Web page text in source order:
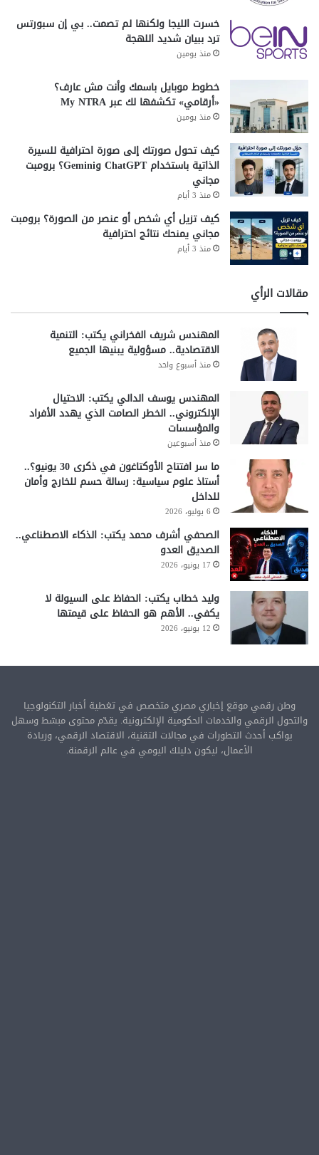
خسرت الليجا ولكنها لم تصمت.. بي إن سبورتس
ترد ببيان شديد اللهجة
منذ يومين
خطوط موبايل باسمك وأنت مش عارف؟
«أرقامي» تكشفها لك عبر My NTRA
منذ يومين
كيف تحول صورتك إلى صورة احترافية للسيرة
الذاتية باستخدام ChatGPT وGemini؟ برومبت
مجاني
منذ 3 أيام
كيف تزيل أي شخص أو عنصر من الصورة؟ برومبت
مجاني يمنحك نتائج احترافية
منذ 3 أيام
مقالات الرأي
المهندس شريف الفخراني يكتب: التنمية
الاقتصادية.. مسؤولية يبنيها الجميع
منذ أسبوع واحد
المهندس يوسف الدالي يكتب: الاحتيال
الإلكتروني.. الخطر الصامت الذي يهدد الأفراد
والمؤسسات
منذ أسبوعين
ما سر افتتاح الأوكتاغون في ذكرى 30 يونيو؟..
أستاذ علوم سياسية: رسالة حسم للخارج وأمان
للداخل
6 يوليو، 2026
الصحفي أشرف محمد يكتب: الذكاء الاصطناعي..
الصديق العدو
17 يونيو، 2026
وليد خطاب يكتب: الحفاظ على السيولة لا
يكفي.. الأهم هو الحفاظ على قيمتها
12 يونيو، 2026
وطن رقمي موقع إخباري مصري متخصص في تغطية أخبار التكنولوجيا
والتحول الرقمي والخدمات الحكومية الإلكترونية. يقدّم محتوى مبسّط وسهل
يواكب أحدث التطورات في مجالات التقنية، الاقتصاد الرقمي، وريادة
الأعمال، ليكون دليلك اليومي في عالم الرقمنة.